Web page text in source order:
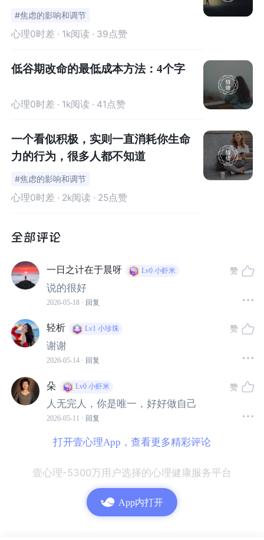
#焦虑的影响和调节
心理0时差 · 1k阅读 · 39点赞
低谷期改命的最低成本方法：4个字
心理0时差 · 1k阅读 · 41点赞
一个看似积极，实则一直消耗你生命
力的行为，很多人都不知道
#焦虑的影响和调节
心理0时差 · 2k阅读 · 25点赞
一日之计在于晨呀 Lv0 小虾米
说的很好
2026-05-18 · 回复
赞
轻析 Lv1 小珍珠
谢谢
2026-05-14 · 回复
赞
朵 Lv0 小虾米
人无完人，你是唯一，好好做自己
2026-05-11 · 回复
赞
打开壹心理App，查看更多精彩评论
壹心理-5300万用户选择的心理健康服务平台
App内打开